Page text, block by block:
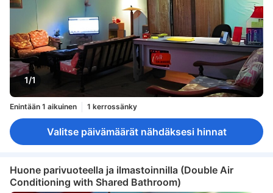
1/1
Enintään 1 aikuinen 1 kerrossänky
Valitse päivämäärät nähdäksesi hinnat
Huone parivuoteella ja ilmastoinnilla (Double Air
Conditioning with Shared Bathroom)